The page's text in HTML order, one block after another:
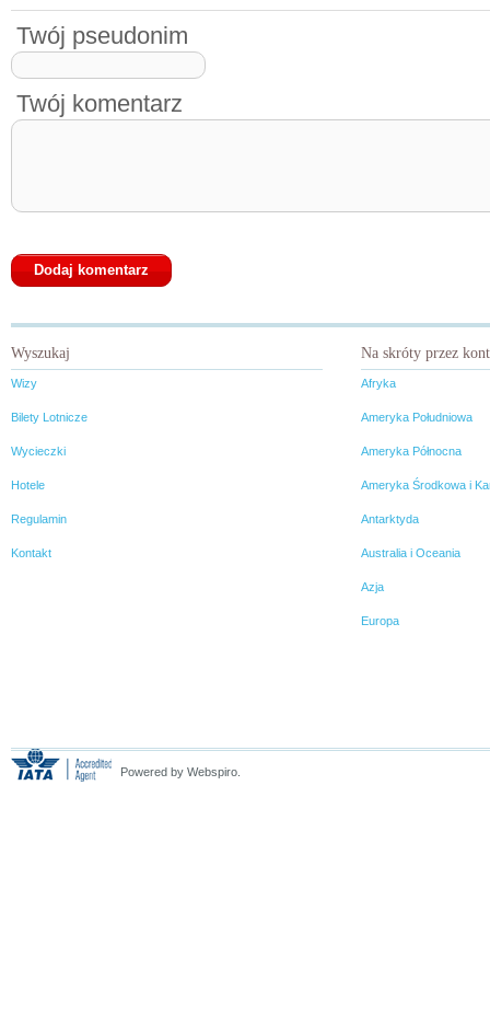
Twój pseudonim
Twój komentarz
Wyszukaj
Wizy
Bilety Lotnicze
Wycieczki
Hotele
Regulamin
Kontakt
Na skróty przez
Afryka
Ameryka Południowa
Ameryka Północna
Ameryka Środkowa i
Antarktyda
Australia i Oceania
Azja
Europa
Powered by Webspiro.